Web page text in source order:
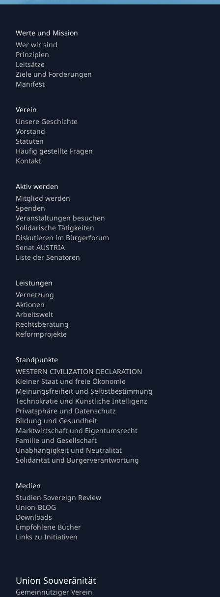
Union Souveränität
Gemeinnütziger Verein
Wer wir sind
Prinzipien
Leitsätze
Ziele und Forderungen
Manifest
Unsere Geschichte
Vorstand
Statuten
Häufig gestellte Fragen
Kontakt
Mitglied werden
Spenden
Veranstaltungen besuchen
Solidarische Tätigkeiten
Diskutieren im Bürgerforum
Senat AUSTRIA
Liste der Senatoren
Vernetzung
Aktionen
Arbeitswelt
Rechtsberatung
Reformprojekte
WESTERN CIVILIZATION DECLARATION
Kleiner Staat und freie Ökonomie
Meinungsfreiheit und Selbstbestimmung
Technokratie und Künstliche Intelligenz
Privatsphäre und Datenschutz
Bildung und Gesundheit
Marktwirtschaft und Eigentumsrecht
Familie und Gesellschaft
Unabhängigkeit und Neutralität
Solidarität und Bürgerverantwortung
Studien Sovereign Review
Union-BLOG
Downloads
Empfohlene Bücher
Links zu Initiativen